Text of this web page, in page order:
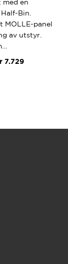
en
Bin.
MOLLE-panel
av utstyr.
7.729Prisområde: